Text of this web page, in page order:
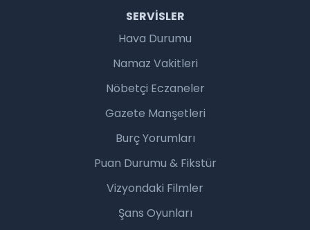
SERVISLER
Hava Durumu
Namaz Vakitleri
Nöbetçi Eczaneler
Gazete Manşetleri
Burç Yorumları
Puan Durumu & Fikstür
Vizyondaki Filmler
Şans Oyunları